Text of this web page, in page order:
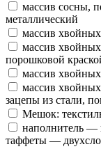
массив сосны,
металлический
массив
массив
порошковой
массив
массив
зацепы из стали,
Мешок:
наполнитель —
таффеты —